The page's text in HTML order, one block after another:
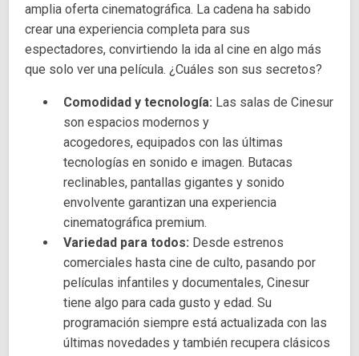
amplia oferta cinematográfica. La cadena ha sabido
crear una experiencia completa para sus
espectadores, convirtiendo la ida al cine en algo más
que solo ver una película. ¿Cuáles son sus secretos?
Comodidad y tecnología: Las salas de Cinesur
son espacios modernos y
acogedores, equipados con las últimas
tecnologías en sonido e imagen. Butacas
reclinables, pantallas gigantes y sonido
envolvente garantizan una experiencia
cinematográfica premium.
Variedad para todos: Desde estrenos
comerciales hasta cine de culto, pasando por
películas infantiles y documentales, Cinesur
tiene algo para cada gusto y edad. Su
programación siempre está actualizada con las
últimas novedades y también recupera clásicos